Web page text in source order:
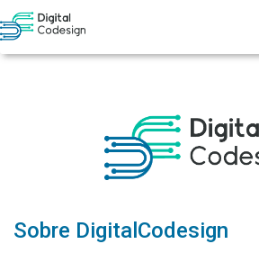
Sobre DigitalCodesign